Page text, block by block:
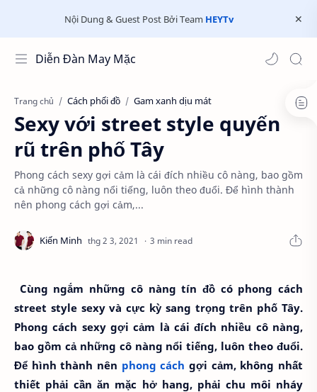
Nội Dung & Guest Post Bởi Team HEYTv
Diễn Đàn May Mặc
Trang chủ Cách phối đồ Gam xanh dịu mát
Sexy với street style quyến
rũ trên phố Tây
Phong cách sexy gợi cảm là cái đích nhiều cô nàng, bao gồm
cả những cô nàng nổi tiếng, luôn theo đuổi. Để hình thành
nên phong cách gợi cảm,...
3 min read
Cùng ngắm những cô nàng tín đồ có phong cách
street style sexy và cực kỳ sang trọng trên phố Tây.
Phong cách sexy gợi cảm là cái đích nhiều cô nàng,
bao gồm cả những cô nàng nổi tiếng, luôn theo đuổi.
Để hình thành nên phong cách gợi cảm, không nhất
thiết phải cần ăn mặc hở hang, phải chu môi nháy